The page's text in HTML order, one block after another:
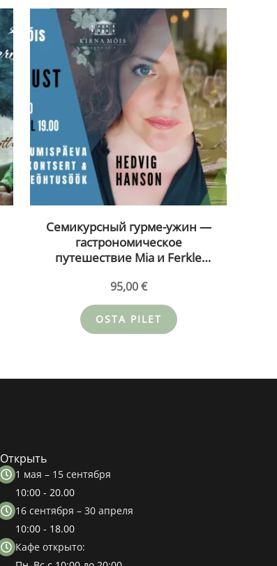
Семикурсный гурме-ужин —
гастрономическое
путешествие Mia и Ferkle
95,00€
OSTA PILET
Открыть
1 мая – 15 сентября
10:00 - 20.00
16 сентября – 30 апреля
10:00 - 18.00
Кафе открыто: